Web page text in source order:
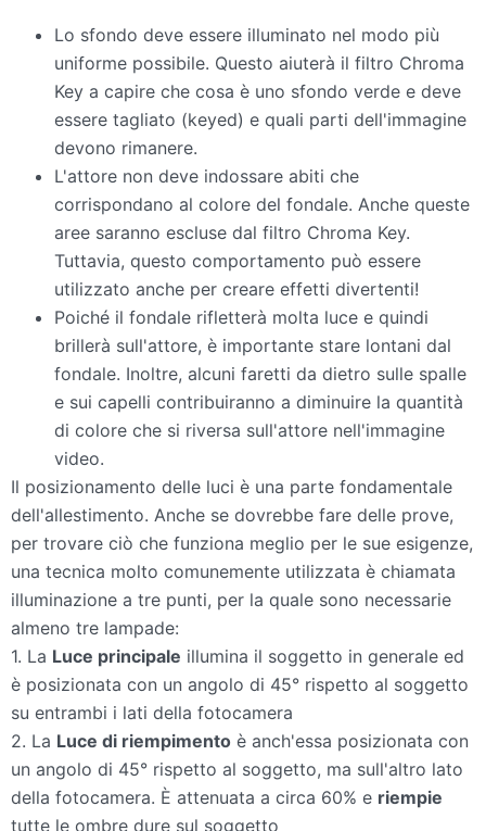
Lo sfondo deve essere illuminato nel modo più
uniforme possibile. Questo aiuterà il filtro Chroma
Key a capire che cosa è uno sfondo verde e deve
essere tagliato (keyed) e quali parti dell'immagine
devono rimanere.
L'attore non deve indossare abiti che
corrispondano al colore del fondale. Anche queste
aree saranno escluse dal filtro Chroma Key.
Tuttavia, questo comportamento può essere
utilizzato anche per creare effetti divertenti!
Poiché il fondale rifletterà molta luce e quindi
brillerà sull'attore, è importante stare lontani dal
fondale. Inoltre, alcuni faretti da dietro sulle spalle
e sui capelli contribuiranno a diminuire la quantità
di colore che si riversa sull'attore nell'immagine
video.
Il posizionamento delle luci è una parte fondamentale
dell'allestimento. Anche se dovrebbe fare delle prove,
per trovare ciò che funziona meglio per le sue esigenze,
una tecnica molto comunemente utilizzata è chiamata
illuminazione a tre punti, per la quale sono necessarie
almeno tre lampade:
1. La Luce principale illumina il soggetto in generale ed
è posizionata con un angolo di 45° rispetto al soggetto
su entrambi i lati della fotocamera
2. La Luce di riempimento è anch'essa posizionata con
un angolo di 45° rispetto al soggetto, ma sull'altro lato
della fotocamera. È attenuata a circa 60% e riempie
tutte le ombre dure sul soggetto